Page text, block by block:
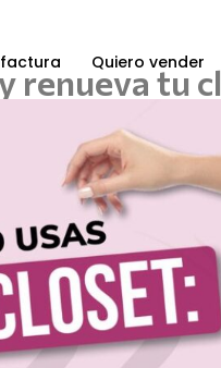
Quiero vender
renueva tu